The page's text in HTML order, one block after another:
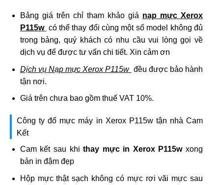
Bảng giá trên chỉ tham khảo giá nạp mực Xerox
P115w có thể thay đổi cùng một số model không đủ
trong bảng, quý khách có nhu cầu vui lòng gọi về
dịch vụ để được tư vấn chi tiết. Xin cảm ơn
Dịch vụ Nạp mực Xerox P115w đều được bảo hành
tận nơi.
Giá trên chưa bao gồm thuế VAT 10%.
Công ty đổ mực máy in Xerox P115w tận nhà Cam
Kết
Cam kết sau khithay mực in Xerox P115w xong
bản in đậm đẹp
Hộp mực thật sạch không có mực rơi vãi mực sau